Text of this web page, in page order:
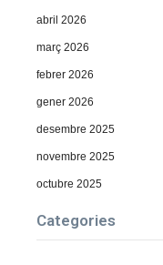
abril 2026
març 2026
febrer 2026
gener 2026
desembre 2025
novembre 2025
octubre 2025
Categories